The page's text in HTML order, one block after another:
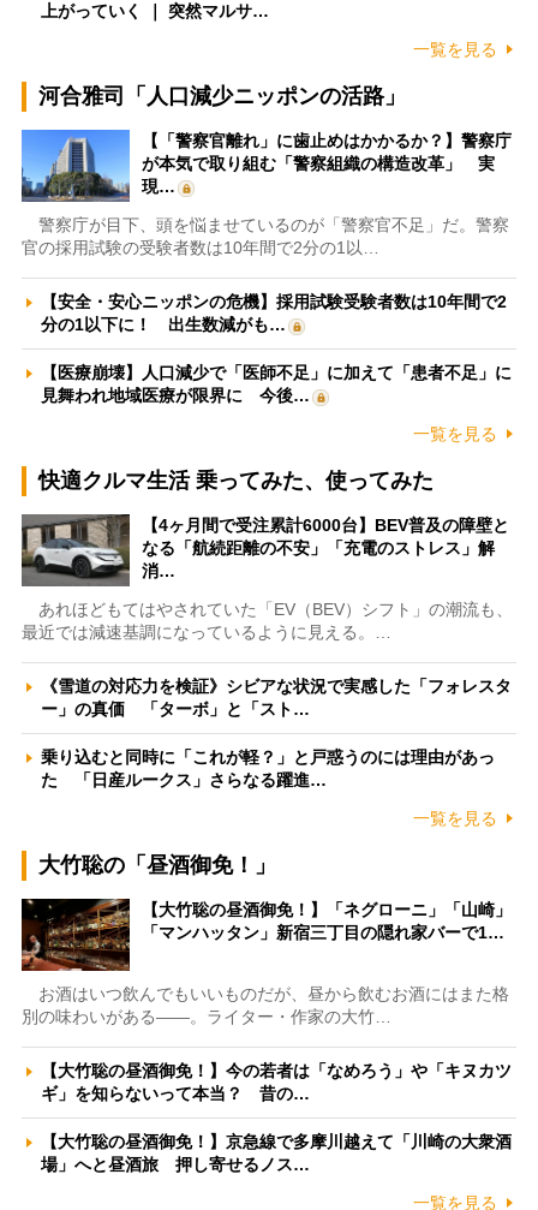
上がっていく ｜ 突然マルサ…
一覧を見る
河合雅司「人口減少ニッポンの活路」
【「警察官離れ」に歯止めはかかるか？】警察庁
が本気で取り組む「警察組織の構造改革」 実
現…
警察庁が目下、頭を悩ませているのが「警察官不足」だ。警察
官の採用試験の受験者数は10年間で2分の1以…
【安全・安心ニッポンの危機】採用試験受験者数は10年間で2
分の1以下に！ 出生数減がも…
【医療崩壊】人口減少で「医師不足」に加えて「患者不足」に
見舞われ地域医療が限界に 今後…
一覧を見る
快適クルマ生活 乗ってみた、使ってみた
【4ヶ月間で受注累計6000台】BEV普及の障壁と
なる「航続距離の不安」「充電のストレス」解
消…
あれほどもてはやされていた「EV（BEV）シフト」の潮流も、
最近では減速基調になっているように見える。…
《雪道の対応力を検証》シビアな状況で実感した「フォレスタ
ー」の真価 「ターボ」と「スト…
乗り込むと同時に「これが軽？」と戸惑うのには理由があっ
た 「日産ルークス」さらなる躍進…
一覧を見る
大竹聡の「昼酒御免！」
【大竹聡の昼酒御免！】「ネグローニ」「山崎」
「マンハッタン」新宿三丁目の隠れ家バーで1…
お酒はいつ飲んでもいいものだが、昼から飲むお酒にはまた格
別の味わいがある――。ライター・作家の大竹…
【大竹聡の昼酒御免！】今の若者は「なめろう」や「キヌカツ
ギ」を知らないって本当？ 昔の…
【大竹聡の昼酒御免！】京急線で多摩川越えて「川崎の大衆酒
場」へと昼酒旅 押し寄せるノス…
一覧を見る